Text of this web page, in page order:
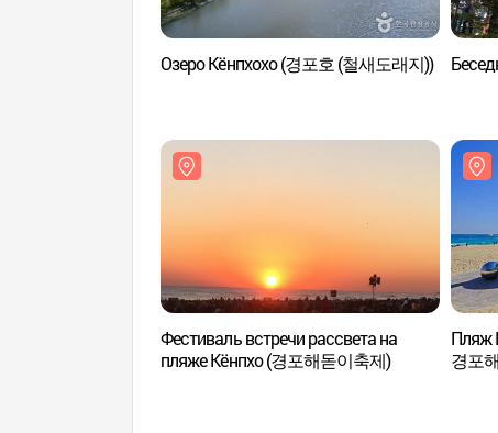
Озеро Кёнпхохо (경포호 (철새도래지))
Фестиваль встречи рассвета на
пляже Кёнпхо (경포해돋이축제)
Пляж
경포